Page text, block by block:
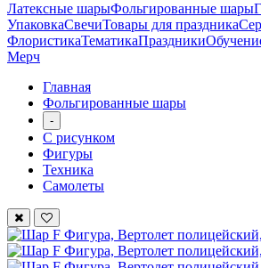
Латексные шарыФольгированные шары
УпаковкаСвечиТовары для праздника
ФлористикаТематикаПраздники
Мерч
Главная
Фольгированные шары
-
С рисунком
Фигуры
Техника
Самолеты